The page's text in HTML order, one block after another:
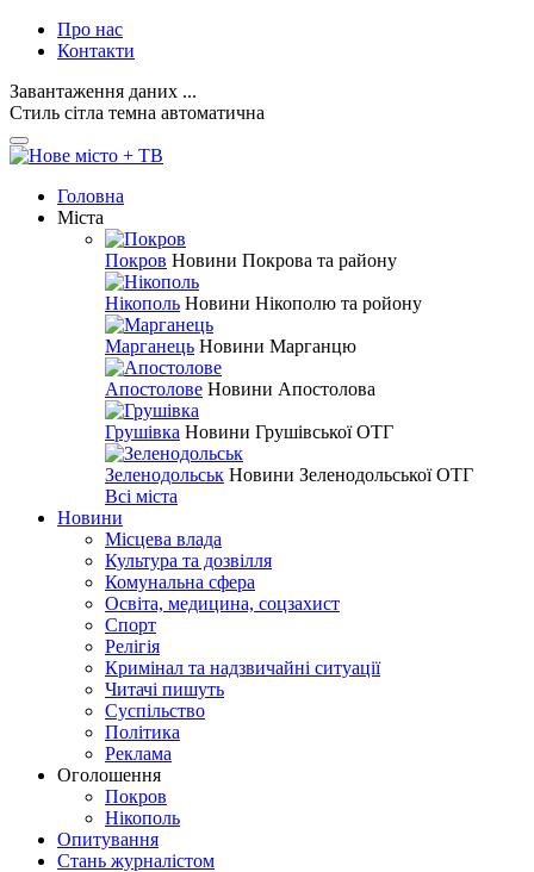
Про нас
Контакти
Завантаження даних ...
Стиль сітла темна автоматична
Головна
Міста
Покров Новини Покрова та району
Нікополь Новини Нікополю та ройону
Марганець Новини Марганцю
Апостолове Новини Апостолова
Грушівка Новини Грушівської ОТГ
Зеленодольськ Новини Зеленодольської ОТГ
Всі міста
Новини
Місцева влада
Культура та дозвілля
Комунальна сфера
Освіта, медицина, соцзахист
Спорт
Релігія
Кримінал та надзвичайні ситуації
Читачі пишуть
Суспільство
Політика
Реклама
Оголошення
Покров
Нікополь
Опитування
Стань журналістом